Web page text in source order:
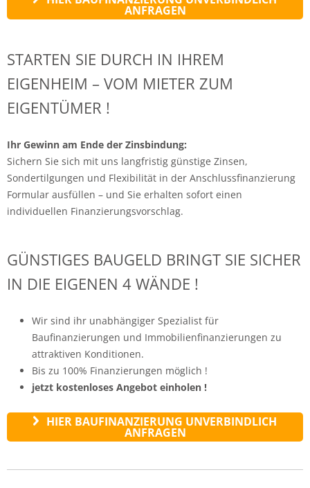
ANFRAGEN
STARTEN SIE DURCH IN IHREM
EIGENHEIM – VOM MIETER ZUM
EIGENTÜMER !
Ihr Gewinn am Ende der Zinsbindung:
Sichern Sie sich mit uns langfristig günstige Zinsen,
Sondertilgungen und Flexibilität in der Anschlussfinanzierung
Formular ausfüllen – und Sie erhalten sofort einen
individuellen Finanzierungsvorschlag.
GÜNSTIGES BAUGELD BRINGT SIE SICHER
IN DIE EIGENEN 4 WÄNDE !
Wir sind ihr unabhängiger Spezialist für
Baufinanzierungen und Immobilienfinanzierungen zu
attraktiven Konditionen.
Bis zu 100% Finanzierungen möglich !
jetzt kostenloses Angebot einholen !
HIER BAUFINANZIERUNG UNVERBINDLICH
ANFRAGEN